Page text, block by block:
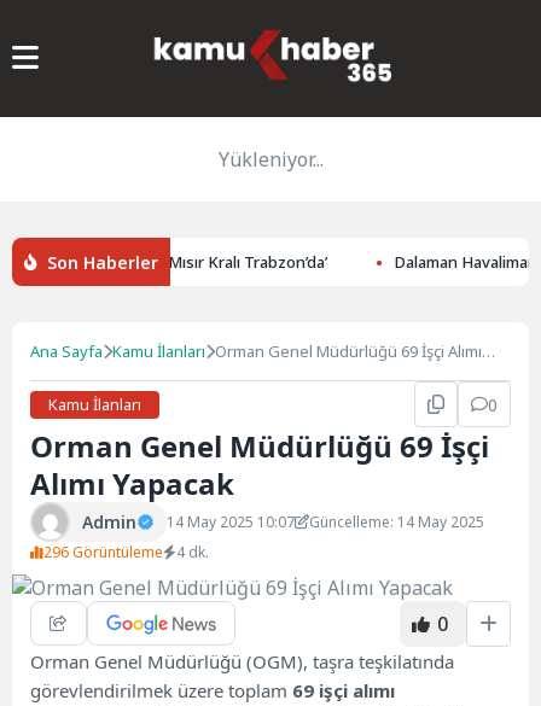
Yükleniyor...
Son Haberler
Basınında: ‘Mısır Kralı Trabzon’da’ Dalaman
Ana Sayfa Kamu İlanları Orman Genel Müdürlüğü 69 İşçi Alımı
Kamu İlanları
0
Orman Genel Müdürlüğü 69 İşçi
Alımı Yapacak
Admin 14 May 2025 10:07
Güncelleme: 14 May 2025
296 Görüntüleme
4 dk.
0
Orman Genel Müdürlüğü (OGM), taşra teşkilatında
görevlendirilmek üzere toplam 69 işçi alımı